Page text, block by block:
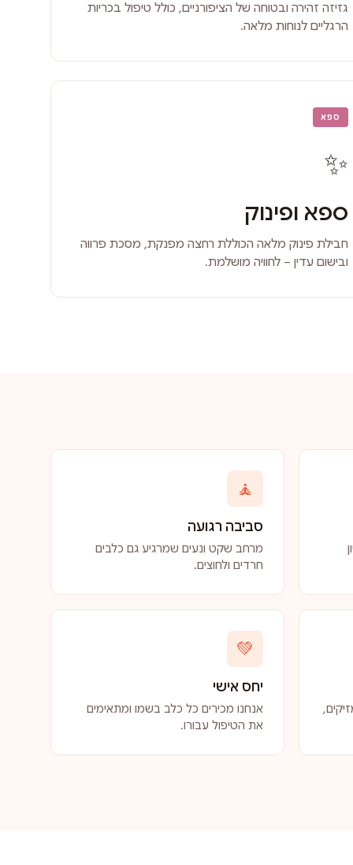
גזיזה זהירה ובטוחה של הציפורניים, כולל טיפול בכריות
הרגליים לנוחות מלאה.
ספא
✨
ספא ופינוק
חבילת פינוק מלאה הכוללת רחצה מפנקת, מסכת פרווה
ובישום עדין – לחוויה מושלמת.
🧘
סביבה רגועה
מרחב שקט ונעים שמרגיע גם כלבים
חרדים ולחוצים.
💚
יחס אישי
אנחנו מכירים כל כלב בשמו ומתאימים
את הטיפול עבורו.